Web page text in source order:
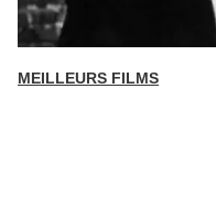
MEILLEURS FILMS